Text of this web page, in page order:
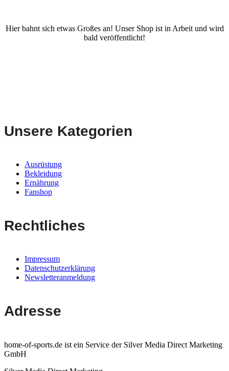
Hier bahnt sich etwas Großes an! Unser Shop ist in Arbeit und wird
bald veröffentlicht!
Unsere Kategorien
Ausrüstung
Bekleidung
Ernährung
Fanshop
Rechtliches
Impressum
Datenschutzerklärung
Newsletteranmeldung
Adresse
home-of-sports.de ist ein Service der Silver Media Direct Marketing
GmbH